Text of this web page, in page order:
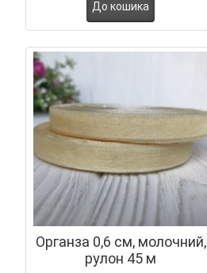
До кошика
Органза 0,6 см, молочний,
рулон 45 м